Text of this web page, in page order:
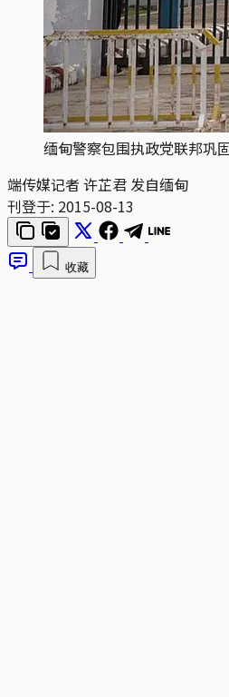
缅甸警察包围执政党联邦巩
端传媒记者 许芷君 发自缅甸
刊登于: 2015-08-13
收藏